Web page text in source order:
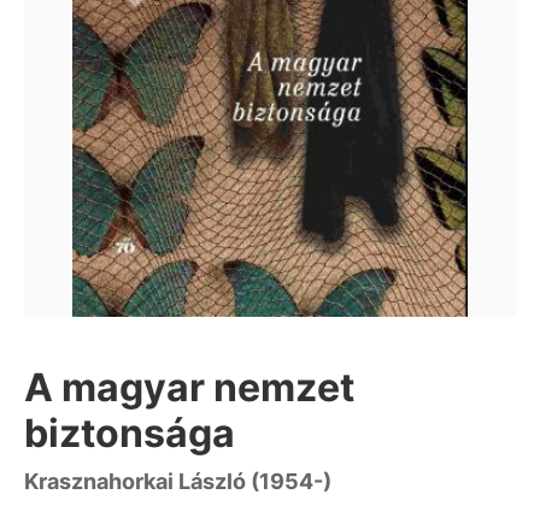
A magyar nemzet
biztonsága
Krasznahorkai László (1954-)